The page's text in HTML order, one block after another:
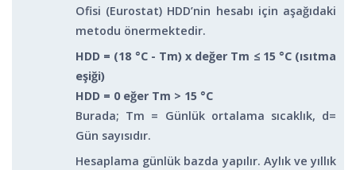
Ofisi (Eurostat) HDD’nin hesabı için aşağıdaki
metodu önermektedir.
HDD = (18 °C - Tm) x değer Tm ≤ 15 °C (ısıtma
eşiği)
HDD = 0 eğer Tm > 15 °C
Burada; Tm = Günlük ortalama sıcaklık, d=
Gün sayısıdır.
Hesaplama günlük bazda yapılır. Aylık ve yıllık